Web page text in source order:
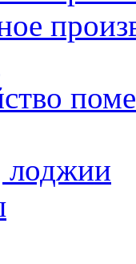
лоджии